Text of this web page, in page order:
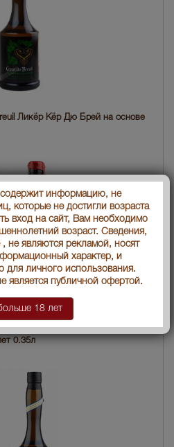
Ликёр Кёр Дю Брей на основе
0.35l кальвадос Шато Дю
0.35л
информацию, не
которые не достигли возраста
вход на сайт, Вам необходимо
возраст. Сведения,
не являются рекламой, носят
характер, и
для личного использования.
является публичной офертой.
Мне больше 18 лет